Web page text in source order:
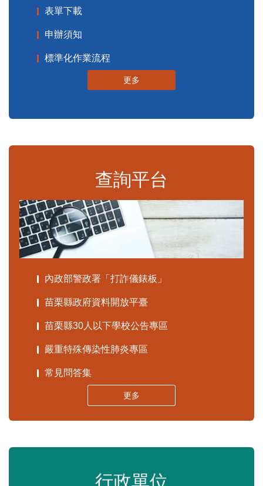
表單下載
申辦須知
標準化作業流程
更多
查詢平台
內政部警政署「打詐儀錶板」
苗栗縣政府資料開放平臺
苗栗縣30人以下學校公告專區
嚴重特殊傳染性肺炎專區
常見問答集
更多
行政單位